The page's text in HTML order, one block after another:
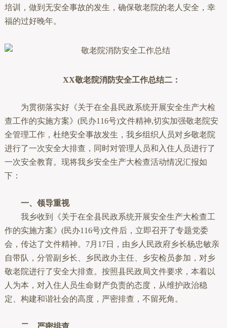
培训，做到无安全事故的发生，确保敬老院的老人安全，幸
福的过好晚年。
XX敬老院消防安全工作总结二：
为贯彻落实好《关于在全县民政系统开展安全生产大检
查工作的实施方案》(民办116号)文件精神,切实加强敬老院安
全管理工作，杜绝安全事故发生，我乡组织人员对乡敬老院
进行了一次安全大排查，同时对管理人员和入住人员进行了
一次安全教育。现将我乡安全生产大检查活动情况汇报如
下：
一、领导重视
我乡收到《关于在全县民政系统开展安全生产大检查工
作的实施方案》(民办116号)文件后，立即召开了专题党委
会，传达了文件精神。7月17日，由乡人民政府乡长杨忠敏亲
自带队，分管副乡长、乡民政办主任、乡安检员参加，对乡
敬老院进行了安全大排查。按照县民政局文件要求，本着以
人为本，对入住人员生命财产负责的态度，从维护政治稳
定、构建和谐社会的高度，严密排查，不留死角。